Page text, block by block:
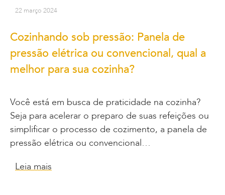
22 março 2024
Cozinhando sob pressão: Panela de
pressão elétrica ou convencional, qual a
melhor para sua cozinha?
Você está em busca de praticidade na cozinha?
Seja para acelerar o preparo de suas refeições ou
simplificar o processo de cozimento, a panela de
pressão elétrica ou convencional…
Leia mais